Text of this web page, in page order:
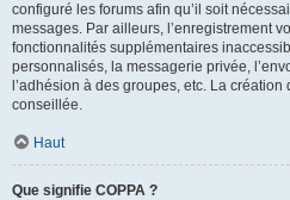
configuré les forums afin qu’il soit
messages. Par ailleurs, l’enregistrement
fonctionnalités supplémentaires
personnalisés, la messagerie privée,
l’adhésion à des groupes, etc. La
conseillée.
Haut
Que signifie COPPA ?